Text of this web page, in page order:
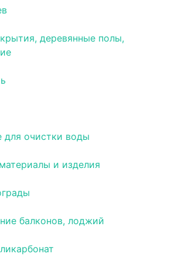
деревянные полы,
для очистки воды
и изделия
балконов, лоджий